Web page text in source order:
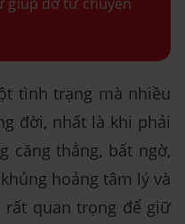
tình trạng mà nhiều
đời, nhất là khi phải
căng thẳng, bất ngờ,
hoảng tâm lý và
rất quan trọng để giữ